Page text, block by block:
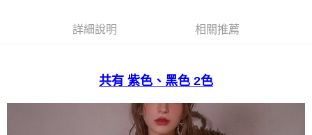
詳細說明 相關推薦
共有 紫色、黑色 2色